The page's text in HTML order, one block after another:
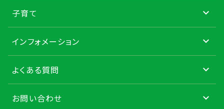
子育て
インフォメーション
よくある質問
お問い合わせ